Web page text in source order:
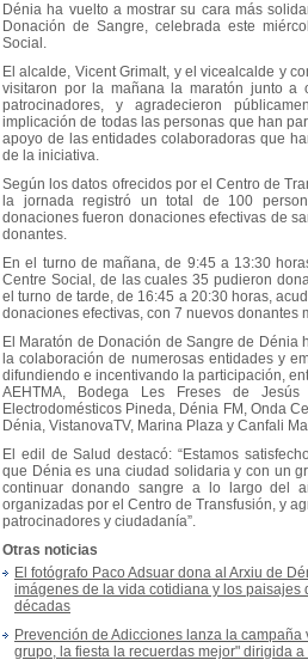
Dénia ha vuelto a mostrar su cara más
Donación de Sangre, celebrada este
Social.
El alcalde, Vicent Grimalt, y el vicealcalde y
visitaron por la mañana la maratón junto a
patrocinadores, y agradecieron
implicación de todas las personas que han
apoyo de las entidades colaboradoras que
de la iniciativa.
Según los datos ofrecidos por el Centro de
la jornada registró un total de 100
donaciones fueron donaciones efectivas de
donantes.
En el turno de mañana, de 9:45 a 13:30
Centre Social, de las cuales 35 pudieron
el turno de tarde, de 16:45 a 20:30 horas,
donaciones efectivas, con 7 nuevos donantes
El Maratón de Donación de Sangre de Dénia
la colaboración de numerosas entidades y
difundiendo e incentivando la participación,
AEHTMA, Bodega Les Freses de Jesús
Electrodomésticos Pineda, Dénia FM, Onda
Dénia, VistanovaTV, Marina Plaza y Canfali
El edil de Salud destacó: “Estamos
que Dénia es una ciudad solidaria y con un
continuar donando sangre a lo largo del
organizadas por el Centro de Transfusión, y
patrocinadores y ciudadanía”.
Otras noticias
El fotógrafo Paco Adsuar dona al Arxiu de
imágenes de la vida cotidiana y los paisajes
décadas
Prevención de Adicciones lanza la
grupo, la fiesta la recuerdas mejor" dirigida